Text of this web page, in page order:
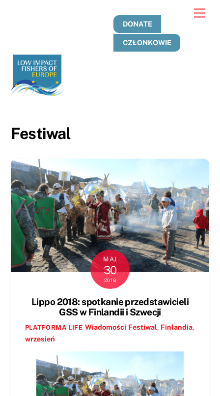
DONATE
CZŁONKOWIE
Festiwal
MAJ
30
2018
Lippo 2018: spotkanie przedstawicieli
GSS w Finlandii i Szwecji
PLATFORMA LIFE Wiadomości Festiwal, Finlandia,
wrzesień